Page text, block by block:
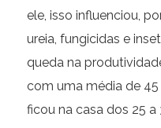
ele, isso influenciou,
ureia, fungicidas e
queda na
com uma média de
ficou na casa dos 25